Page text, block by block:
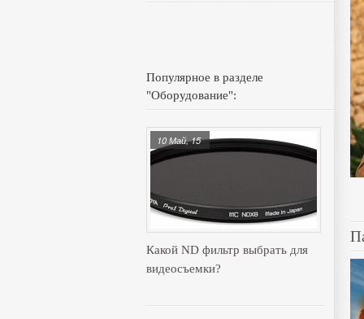
Популярное в разделе
"Оборудование":
Какой ND фильтр выбрать для
видеосъемки?
10 Май, 15